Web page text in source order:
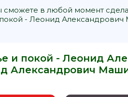
в любой момент
- Леонид
и покой - Леонид
Александрович